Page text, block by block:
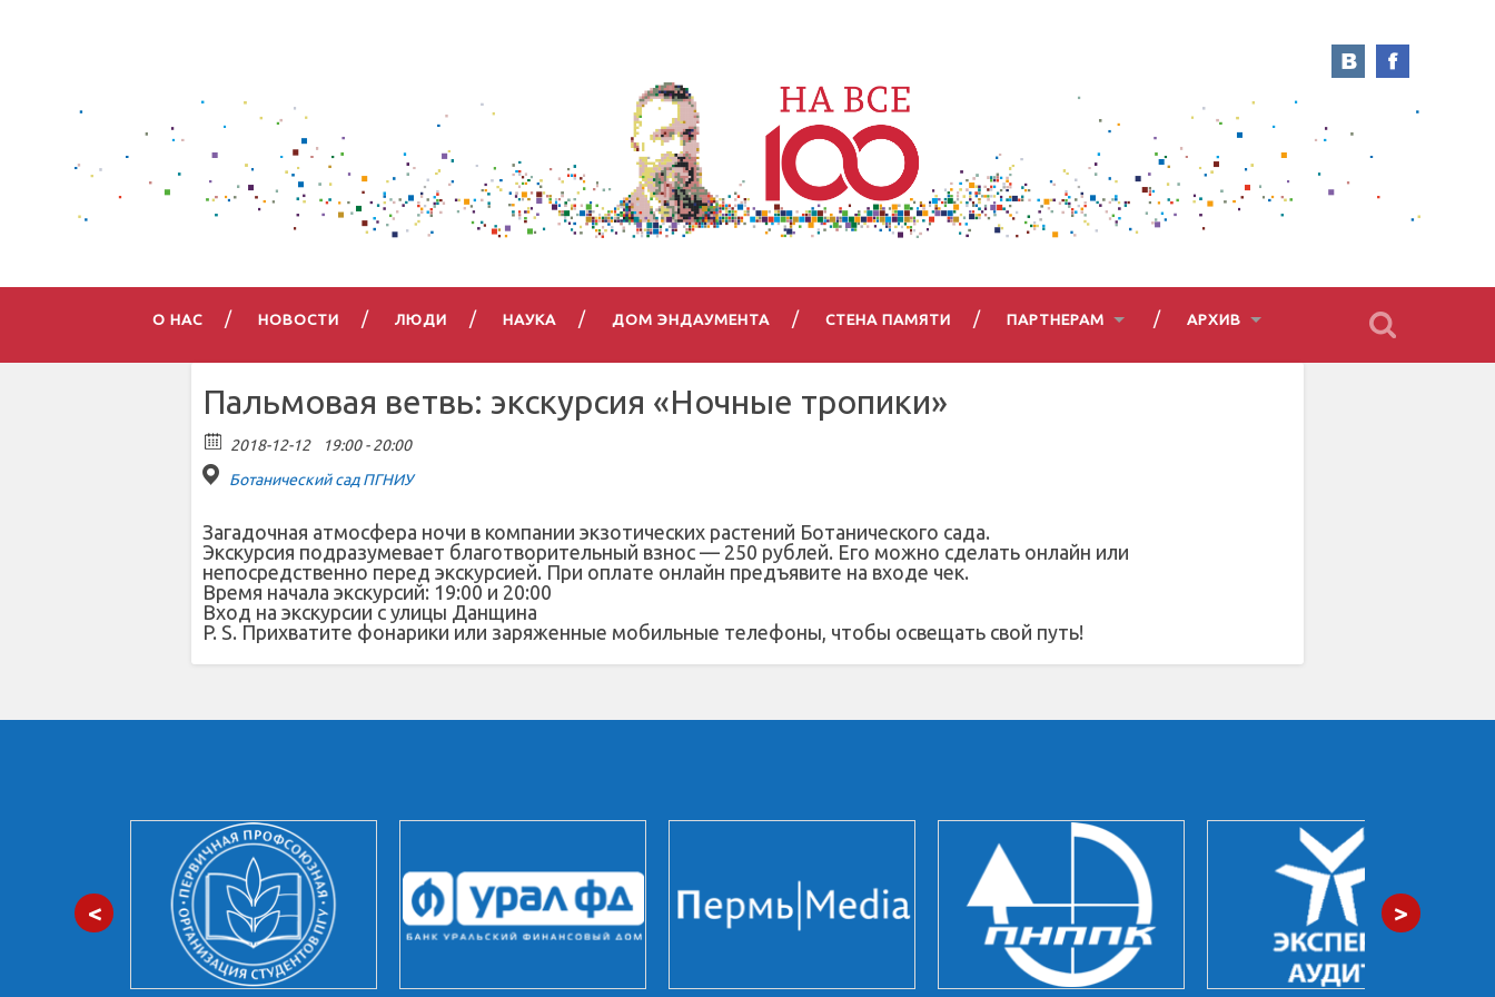
О НАС НОВОСТИ ЛЮДИ НАУКА ДОМ ЭНДАУМЕНТА СТЕНА ПАМЯТИ ПАРТНЕРАМ АРХИВ
Пальмовая ветвь: экскурсия «Ночные тропики»
2018-12-12
19:00 - 20:00
Ботанический сад ПГНИУ
Загадочная атмосфера ночи в компании экзотических растений Ботанического сада.
Экскурсия подразумевает благотворительный взнос — 250 рублей. Его можно сделать онлайн или
непосредственно перед экскурсией. При оплате онлайн предъявите на входе чек.
Время начала экскурсий: 19:00 и 20:00
Вход на экскурсии с улицы Данщина
P. S. Прихватите фонарики или заряженные мобильные телефоны, чтобы освещать свой путь!
< >